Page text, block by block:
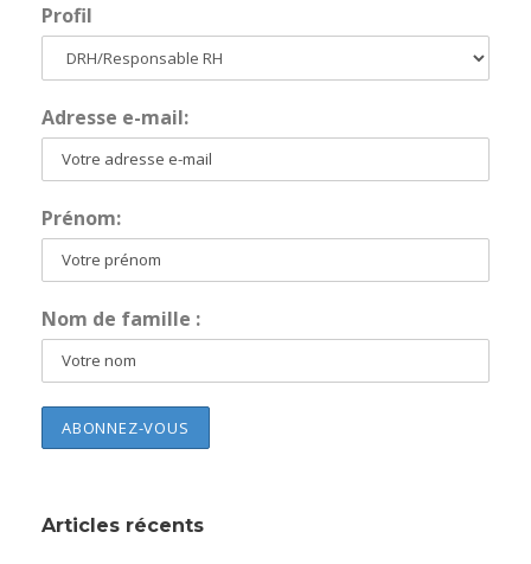
Profil
Adresse e-mail:
Prénom:
Nom de famille :
Articles récents